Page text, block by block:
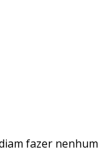
fazer nenhum